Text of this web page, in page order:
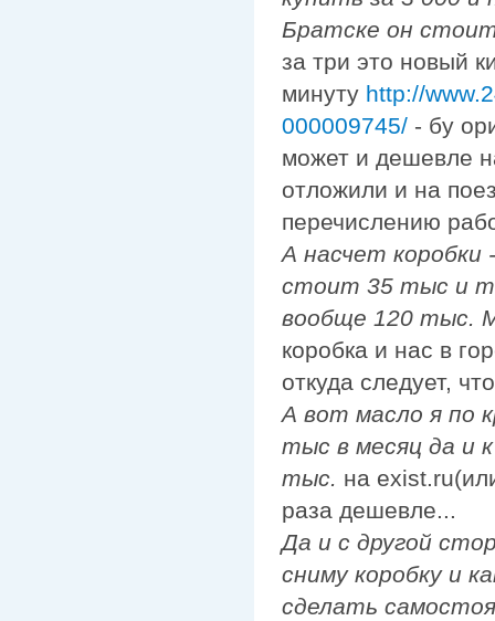
Братске он
за три это новый
минуту http://
000009745/ - бу
может и дешевле
отложили и на
перечислению
А насчет коробки
стоит 35 тыс и
вообще 120 тыс.
коробка и нас в
откуда следует,
А вот масло я по
тыс в месяц да и
тыс. на
раза дешевле...
Да и с другой
сниму коробку и
сделать